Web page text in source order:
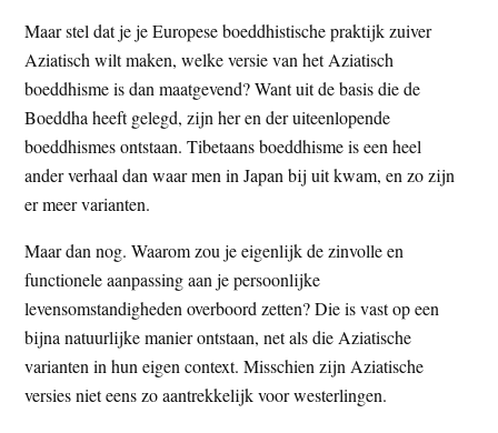
Maar stel dat je je Europese boeddhistische praktijk zuiver
Aziatisch wilt maken, welke versie van het Aziatisch
boeddhisme is dan maatgevend? Want uit de basis die de
Boeddha heeft gelegd, zijn her en der uiteenlopende
boeddhismes ontstaan. Tibetaans boeddhisme is een heel
ander verhaal dan waar men in Japan bij uit kwam, en zo zijn
er meer varianten.
Maar dan nog. Waarom zou je eigenlijk de zinvolle en
functionele aanpassing aan je persoonlijke
levensomstandigheden overboord zetten? Die is vast op een
bijna natuurlijke manier ontstaan, net als die Aziatische
varianten in hun eigen context. Misschien zijn Aziatische
versies niet eens zo aantrekkelijk voor westerlingen.